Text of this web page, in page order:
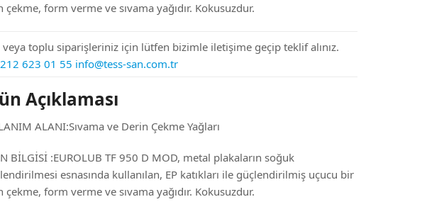
çekme, form verme ve sıvama yağıdır. Kokusuzdur.
veya toplu siparişleriniz için lütfen bizimle iletişime geçip teklif alınız.
623 01 55 info@tess-san.com.tr
Açıklaması
ALANI:Sıvama ve Derin Çekme Yağları
BİLGİSİ :EUROLUB TF 950 D MOD, metal plakaların soğuk
esnasında kullanılan, EP katıkları ile güçlendirilmiş uçucu bir
çekme, form verme ve sıvama yağıdır. Kokusuzdur.